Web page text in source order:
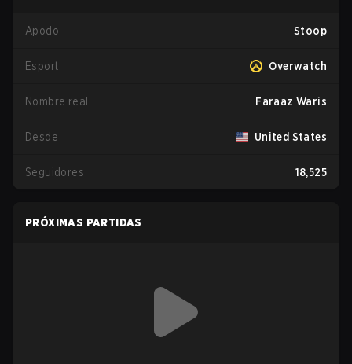
Apodo Stoop
Esport Overwatch
Nombre real Faraaz Waris
Desde United States
Seguidores 18,525
PRÓXIMAS PARTIDAS